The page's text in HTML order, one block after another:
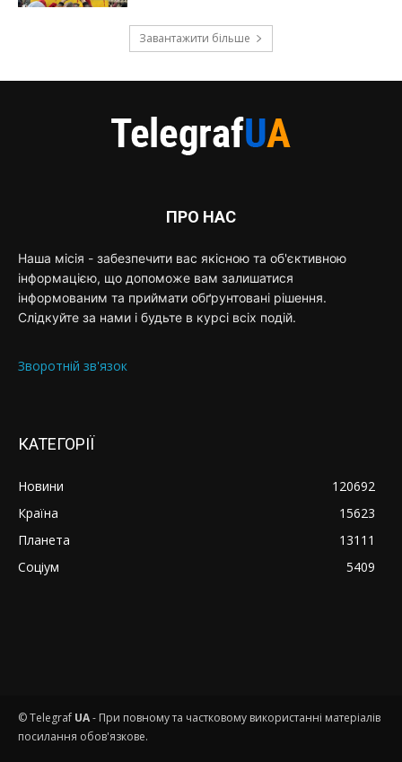
Завантажити більше
ПРО НАС
Наша місія - забезпечити вас якісною та об'єктивною
інформацією, що допоможе вам залишатися
інформованим та приймати обґрунтовані рішення.
Слідкуйте за нами і будьте в курсі всіх подій.
Зворотній зв'язок
КАТЕГОРІЇ
Новини
120692
Країна
15623
Планета
13111
Соціум
5409
© Telegraf UA- При повному та частковому використанні матеріалів
посилання обов'язкове.